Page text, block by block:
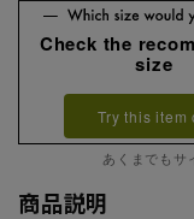
Check the
size
Try this item
あくまでもサ
商品説明